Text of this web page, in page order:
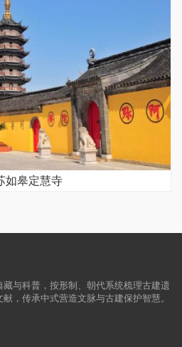
如皋定慧寺
与科普，按形制、朝代系统梳理古建遗
，传承中式营造文脉与古建保护智慧。